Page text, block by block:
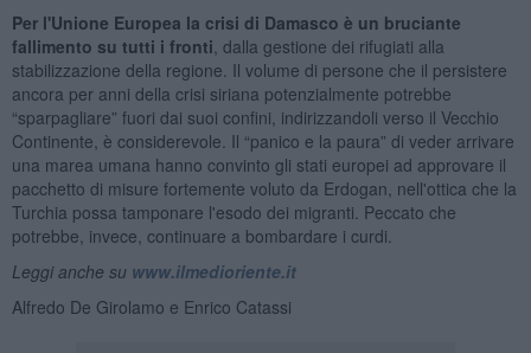
Per l'Unione Europea la crisi di Damasco è un bruciante
fallimento su tutti i fronti , dalla gestione dei rifugiati alla
stabilizzazione della regione. Il volume di persone che il persistere
ancora per anni della crisi siriana potenzialmente potrebbe
“sparpagliare” fuori dai suoi confini, indirizzandoli verso il Vecchio
Continente, è considerevole. Il “panico e la paura” di veder arrivare
una marea umana hanno convinto gli stati europei ad approvare il
pacchetto di misure fortemente voluto da Erdogan, nell'ottica che la
Turchia possa tamponare l'esodo dei migranti. Peccato che
potrebbe, invece, continuare a bombardare i curdi.
Leggi anche su www.ilmedioriente.it
Alfredo De Girolamo e Enrico Catassi